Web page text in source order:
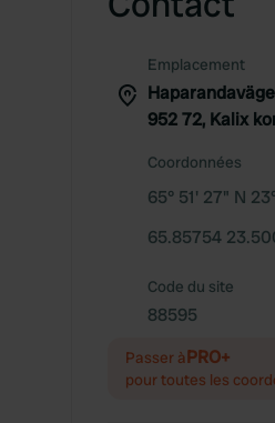
Emplacement
952 72, Kalix
Coordonnées
65° 51' 27" N
65.85754
Code du site
88595
Passer àPRO+
pour toutes les